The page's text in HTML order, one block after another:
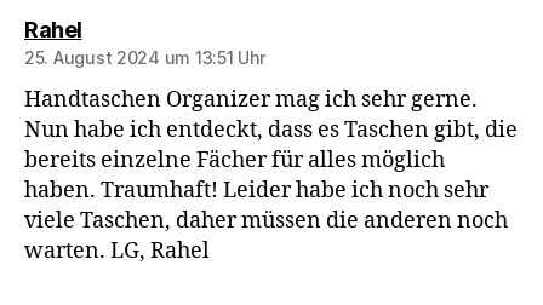
Rahelsagt:
25. August 2024 um 13:51 Uhr
Handtaschen Organizer mag ich sehr gerne.
Nun habe ich entdeckt, dass es Taschen gibt, die
bereits einzelne Fächer für alles möglich
haben. Traumhaft! Leider habe ich noch sehr
viele Taschen, daher müssen die anderen noch
warten. LG, Rahel